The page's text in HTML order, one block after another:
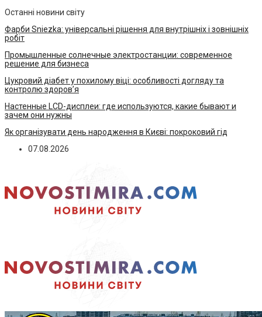
Останні новини світу
Фарби Sniezka: універсальні рішення для внутрішніх і зовнішніх
робіт
Промышленные солнечные электростанции: современное
решение для бизнеса
Цукровий діабет у похилому віці: особливості догляду та
контролю здоров’я
Настенные LCD-дисплеи: где используются, какие бывают и
зачем они нужны
Як організувати день народження в Києві: покроковий гід
07.08.2026